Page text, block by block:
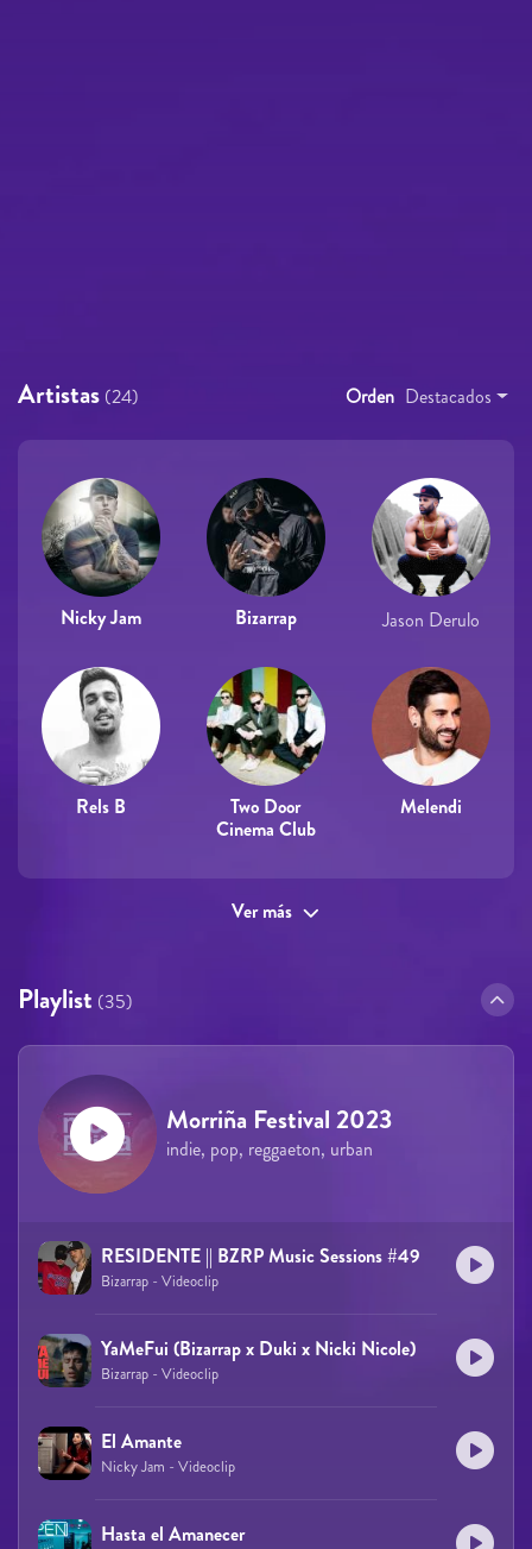
Artistas (24) Orden Destacados
Nicky Jam Bizarrap Jason Derulo
Rels B
Two Door
Cinema Club
Melendi
Ver más
Playlist (35)
Morriña Festival 2023
indie, pop, reggaeton, urban
RESIDENTE || BZRP Music Sessions #49
Bizarrap - Videoclip
YaMeFui (Bizarrap x Duki x Nicki Nicole)
Bizarrap - Videoclip
El Amante
Nicky Jam - Videoclip
Hasta el Amanecer